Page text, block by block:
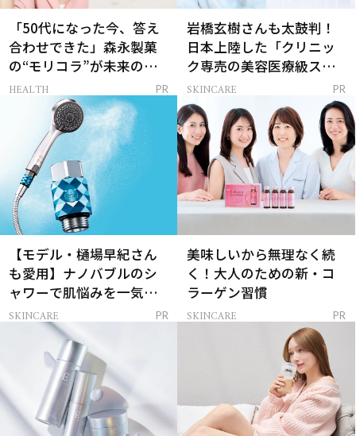
「50代になった今、答え
合わせできた」森永製菓
の“モリコラ”が未来のキ
レイを連れてくる！
HEALTH PR
岩橋玄樹さんも太鼓判！
日本上陸した「クリニッ
ク専売の美容医療級スキ
ンケア」
SKINCARE PR
【モデル・樋場早紀さん
も愛用】ナノバブルのシ
ャワーで肌悩みを一気に
解決
SKINCARE PR
美味しいから無理なく続
く！大人のための新・コ
ラーゲン習慣
SKINCARE PR